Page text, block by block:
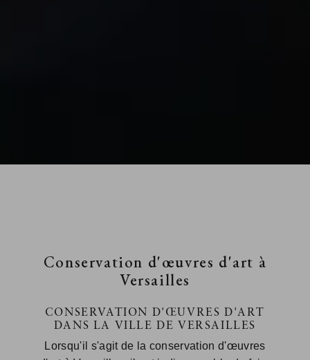
Conservation d'œuvres d'art à
Versailles
CONSERVATION D'ŒUVRES D'ART
DANS LA VILLE DE VERSAILLES
Lorsqu'il s'agit de la conservation d'œuvres